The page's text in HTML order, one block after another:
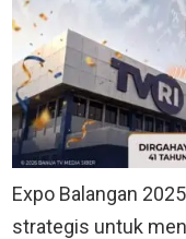
Expo Balangan
strategis untuk